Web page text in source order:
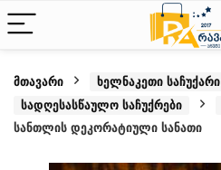
მთავარი
ხელნაკეთი საჩუქარი
სადღესასწაულო საჩუქრები
სანთლის დეკორატიული სანათი